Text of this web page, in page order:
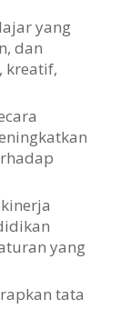
yang
dan
kreatif,
yang
tata